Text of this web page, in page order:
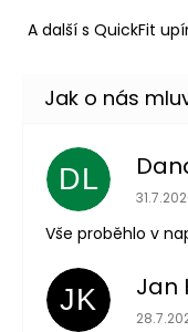
A další s QuickFit
DL
Vše proběhlo v
JK Jan